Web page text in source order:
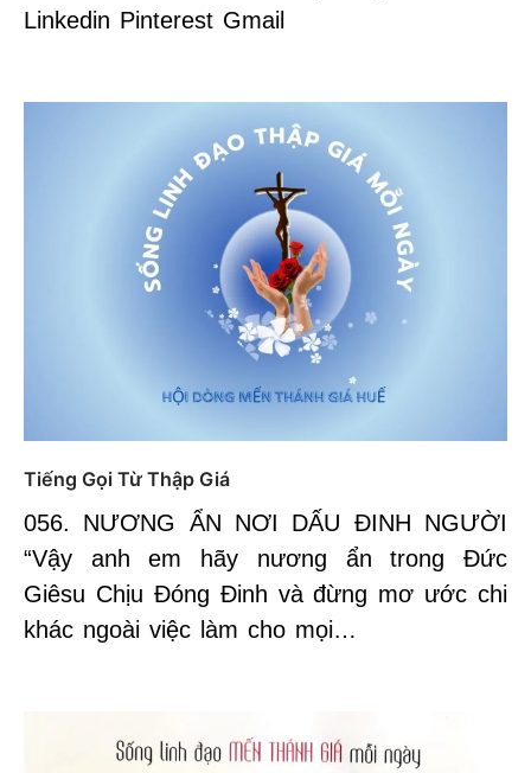
Linkedin Pinterest Gmail
Tiếng Gọi Từ Thập Giá
056. NƯƠNG ẨN NƠI DẤU ĐINH NGƯỜI
“Vậy anh em hãy nương ẩn trong Đức
Giêsu Chịu Đóng Đinh và đừng mơ ước chi
khác ngoài việc làm cho mọi…